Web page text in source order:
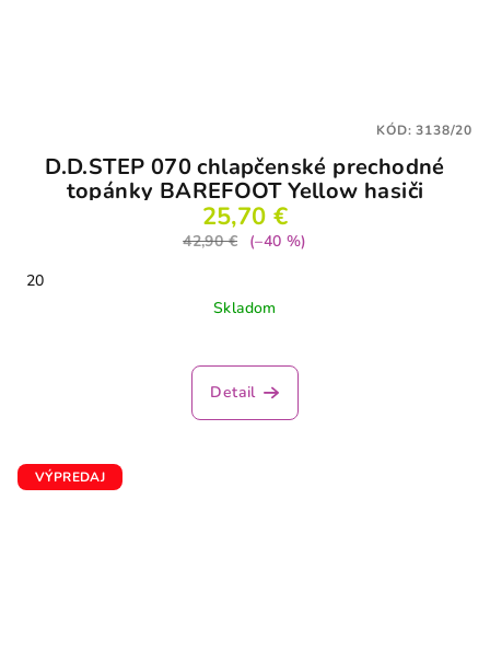
D.D.STEP 070 chlapčenské prechodné
topánky BAREFOOT Yellow hasiči
25,70 €
42,90 €
(–40 %)
20
Skladom
hodnotenie
produktu
Detail
KÓD:3138/20
VÝPREDAJ